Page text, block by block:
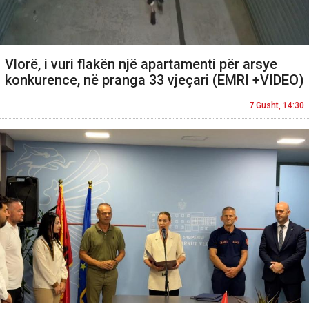
Vlorë, i vuri flakën një apartamenti për arsye
konkurence, në pranga 33 vjeçari (EMRI +VIDEO)
7 Gusht, 14:30